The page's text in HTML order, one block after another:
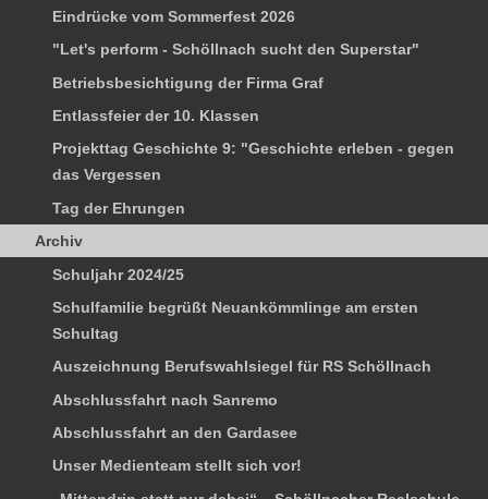
Eindrücke vom Sommerfest 2026
"Let's perform - Schöllnach sucht den Superstar"
Betriebsbesichtigung der Firma Graf
Entlassfeier der 10. Klassen
Projekttag Geschichte 9: "Geschichte erleben - gegen
das Vergessen
Tag der Ehrungen
Archiv
Schuljahr 2024/25
Schulfamilie begrüßt Neuankömmlinge am ersten
Schultag
Auszeichnung Berufswahlsiegel für RS Schöllnach
Abschlussfahrt nach Sanremo
Abschlussfahrt an den Gardasee
Unser Medienteam stellt sich vor!